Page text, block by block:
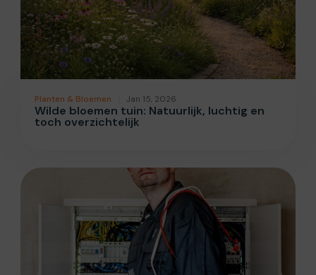
Planten & Bloemen Jan 15, 2026
Wilde bloemen tuin: Natuurlijk, luchtig en
toch overzichtelijk